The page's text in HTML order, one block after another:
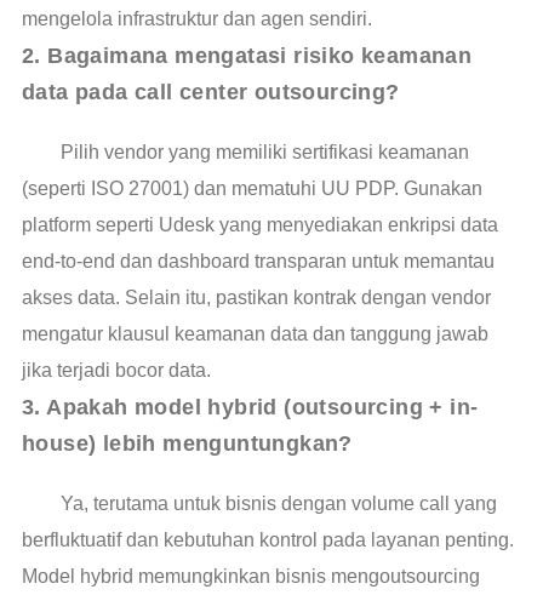
mengelola infrastruktur dan agen sendiri.
2. Bagaimana mengatasi risiko keamanan
data pada call center outsourcing?
Pilih vendor yang memiliki sertifikasi keamanan
(seperti ISO 27001) dan mematuhi UU PDP. Gunakan
platform seperti Udesk yang menyediakan enkripsi data
end-to-end dan dashboard transparan untuk memantau
akses data. Selain itu, pastikan kontrak dengan vendor
mengatur klausul keamanan data dan tanggung jawab
jika terjadi bocor data.
3. Apakah model hybrid (outsourcing + in-
house) lebih menguntungkan?
Ya, terutama untuk bisnis dengan volume call yang
berfluktuatif dan kebutuhan kontrol pada layanan penting.
Model hybrid memungkinkan bisnis mengoutsourcing